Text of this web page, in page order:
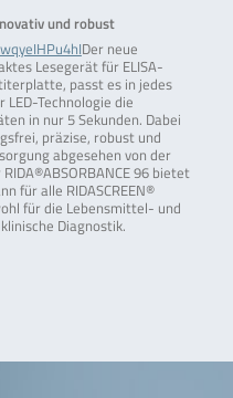
und robust
Der neue
Lesegerät für ELISA-
passt es in jedes
Technologie die
in nur 5 Sekunden. Dabei
präzise, robust und
abgesehen von der
96 bietet
für alle RIDASCREEN®
für die Lebensmittel- und
Diagnostik.